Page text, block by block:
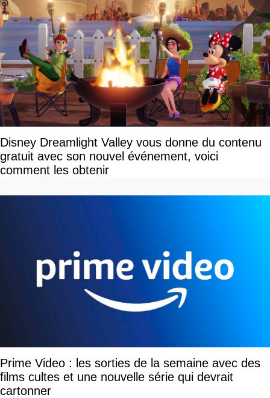
Disney Dreamlight Valley vous donne du contenu
gratuit avec son nouvel événement, voici
comment les obtenir
Prime Video : les sorties de la semaine avec des
films cultes et une nouvelle série qui devrait
cartonner